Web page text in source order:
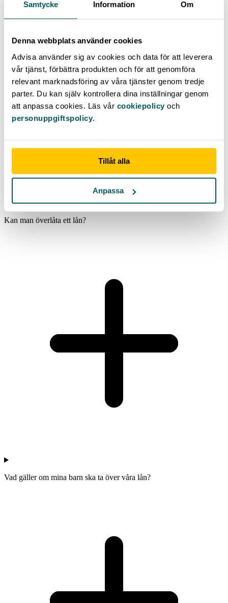
Samtycke Information Om
Denna webbplats använder cookies
Advisa använder sig av cookies och data för att leverera
vår tjänst, förbättra produkten och för att genomföra
relevant marknadsföring av våra tjänster genom tredje
parter. Du kan själv kontrollera dina inställningar genom
att anpassa cookies. Läs vår cookiepolicyoch
personuppgiftspolicy.
Tillåt alla
Anpassa
Vid skilsmässa blir frågan om bolånet en del av bodelningen – och
det är vanligt att man tar hjälp av en jurist.
Skribent: Povel Arwidson
Uppdaterad: 2022-12-01
Flera år som ekonomi- och näringslivsreporter har gett Povel ett
här på Advisa.se.
Kan man överlåta ett lån?
Vad gäller om mina barn ska ta över våra lån?